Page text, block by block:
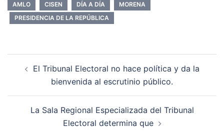
AMLO CISEN DÍA A DÍA
MORENA
PRESIDENCIA DE LA REPÚBLICA
entradas
El Tribunal Electoral no hace política y da la
bienvenida al escrutinio público.
La Sala Regional Especializada del Tribunal
Electoral determina que